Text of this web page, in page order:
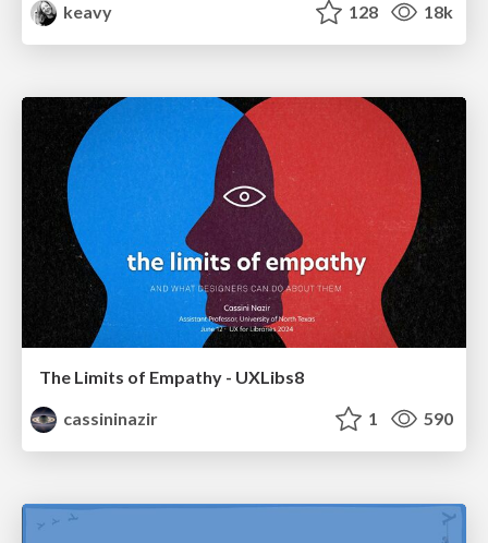
keavy
128 18k
The Limits of Empathy - UXLibs8
cassininazir
1 590